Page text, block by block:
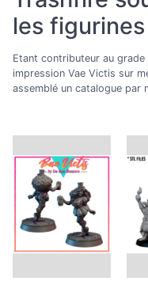
les
Etant contributeur au
impression Vae Victis sur
assemblé un catalogue par